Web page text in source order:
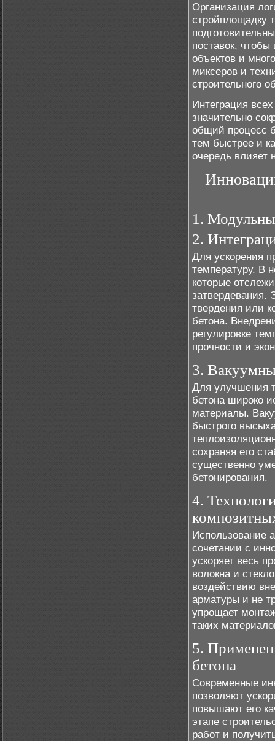
Организация
стройплощадку
поставок,
объектов и
миксеров и
строительного
Интеграция
значительно
общий процесс
тем быстрее и
очередь влияет
1.
2.
Для ускорения
температуру. В
которые
затвердевания.
твердения или
бетона.
регулировке
прочности и
3.
Для улучшения
бетона широко
материалы.
быстрого
сохраняя его
существенно
бетонирования.
4.
Использование
сочетании с
ускоряет весь
волокна и
воздействию
арматуры и не
упрощает
таких
5.
бетона
Современные
позволяют
повышают его
этапе
работ и